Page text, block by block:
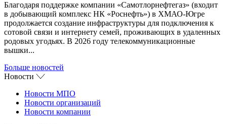
Благодаря поддержке компании «Самотлорнефтегаз» (входит
в добывающий комплекс НК «Роснефть») в ХМАО-Югре
продолжается создание инфраструктуры для подключения к
сотовой связи и интернету семей, проживающих в удаленных
родовых угодьях. В 2026 году телекоммуникационные
вышки...
Больше новостей
Новости
Новости МПО
Новости организаций
Новости компании